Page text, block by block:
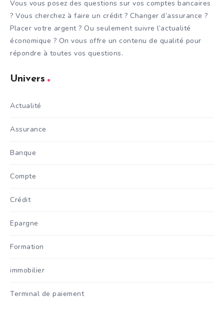
Vous vous posez des questions sur vos comptes bancaires
? Vous cherchez à faire un crédit ? Changer d’assurance ?
Placer votre argent ? Ou seulement suivre l’actualité
économique ? On vous offre un contenu de qualité pour
répondre à toutes vos questions.
Univers
Actualité
Assurance
Banque
Compte
Crédit
Epargne
Formation
immobilier
Terminal de paiement